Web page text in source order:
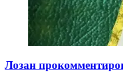
Лозан